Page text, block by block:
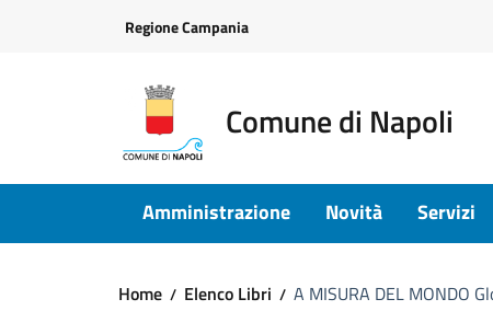
Regione Campania
Comune di Napoli
Amministrazione Novità Servizi
Home Elenco Libri A MISURA DEL MONDO